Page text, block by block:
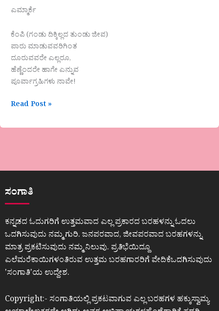
ಎಮ್ಮಾರ್ಕೆ
ಕೆಂಪಿ (ಗಂಡು ದಿಕ್ಕಿಲ್ಲದ ತುಂಡು ಜೀವ)
ಪಾರು ಮಾಡುವವರಿಗಿಂತ
ದೂರುವವರೇ ಎಲ್ಲರೂ,
ಹೆಣ್ಣೆಂದರೇ ಹಾಗೇ ಎನ್ನುವ
ಪೂರ್ವಾಗ್ರಹಿಗಳು ನಾವೇ!
Read Post »
ಸಂಗಾತಿ
ಕನ್ನಡದ ಓದುಗರಿಗೆ ಉತ್ತಮವಾದ ಎಲ್ಲ ಪ್ರಕಾರದ ಬರಹಳನ್ನು ಓದಲು
ಒದಗಿಸುವುದು ನಮ್ಮ ಗುರಿ. ಜನಪರವಾದ, ಜೀವಪರವಾದ ಬರಹಗಳನ್ನು
ಮಾತ್ರ ಪ್ರಕಟಿಸುವುದು ನಮ್ಮ ನಿಲುವು. ಪ್ರತಿಭೆಯಿದ್ದೂ
ಎಲೆಮರೆಕಾಯಿಗಳಂತಿರುವ ಉತ್ತಮ ಬರಹಗಾರರಿಗೆ ವೇದಿಕೆಒದಗಿಸುವುದು
ʼಸಂಗಾತಿʼಯ ಉದ್ದೇಶ.
Copyright:- ಸಂಗಾತಿಯಲ್ಲಿ ಪ್ರಕಟವಾಗುವ ಎಲ್ಲ ಬರಹಗಳ ಹಕ್ಕುಸ್ವಾಮ್ಯ